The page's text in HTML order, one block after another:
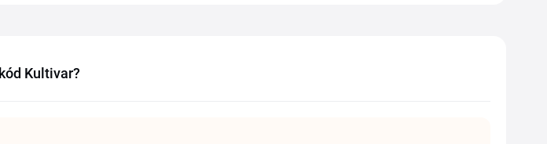
Kultivar?